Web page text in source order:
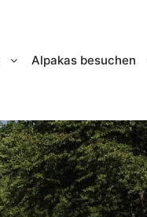
Alpakas besuchen